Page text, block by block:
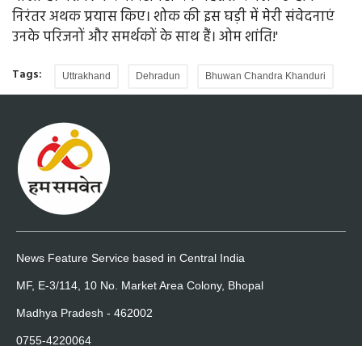
निरंतर अथक प्रयास किए। शोक की इस घड़ी में मेरी संवेदनाएं
उनके परिजनों और समर्थकों के साथ हैं। ओम शांति!'
Tags: Uttrakhand Dehradun Bhuwan Chandra Khanduri
News Feature Service based in Central India
MF, E-3/114, 10 No. Market Area Colony, Bhopal
Madhya Pradesh - 462002
0755-4220064